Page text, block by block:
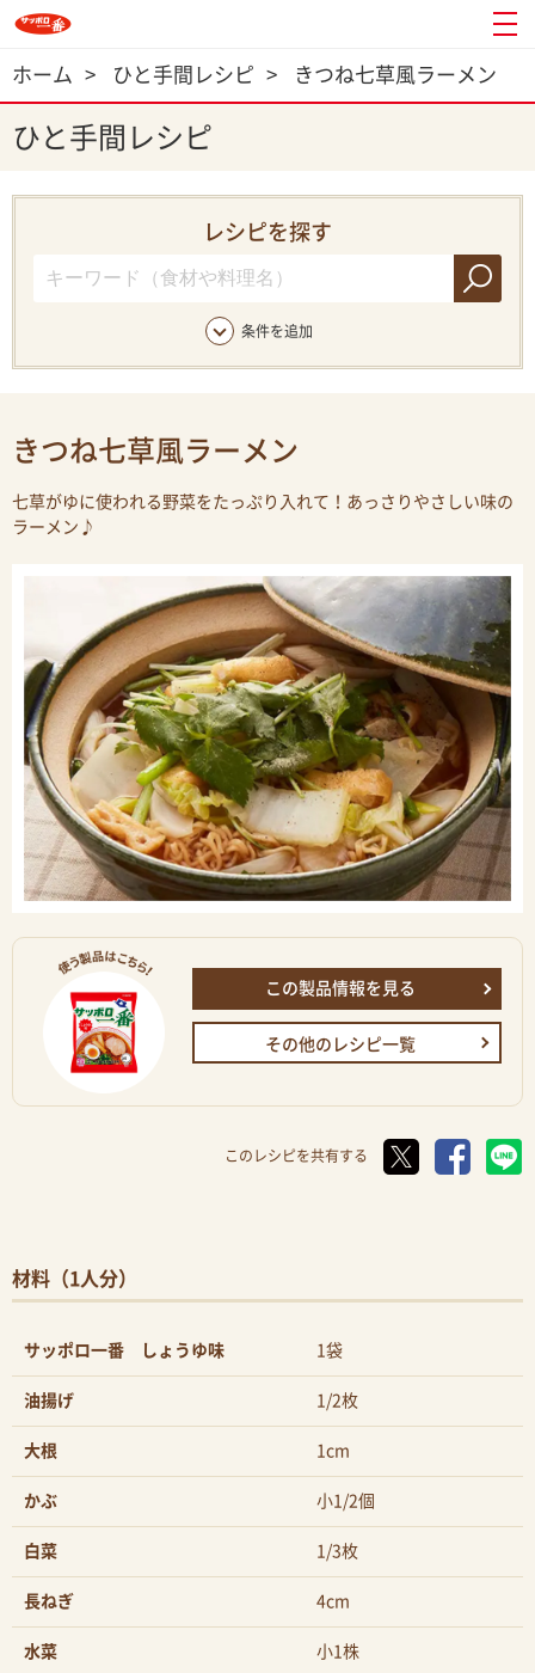
ホーム > ひと手間レシピ > きつね七草風ラーメン
ひと手間レシピ
レシピを探す
条件を追加
きつね七草風ラーメン
七草がゆに使われる野菜をたっぷり入れて！あっさりやさしい味の
ラーメン♪
この製品情報を見る
その他のレシピ一覧
このレシピを共有する
材料（1人分）
サッポロ一番 しょうゆ味 1袋
油揚げ 1/2枚
大根 1cm
かぶ 小1/2個
白菜 1/3枚
長ねぎ 4cm
水菜 小1株